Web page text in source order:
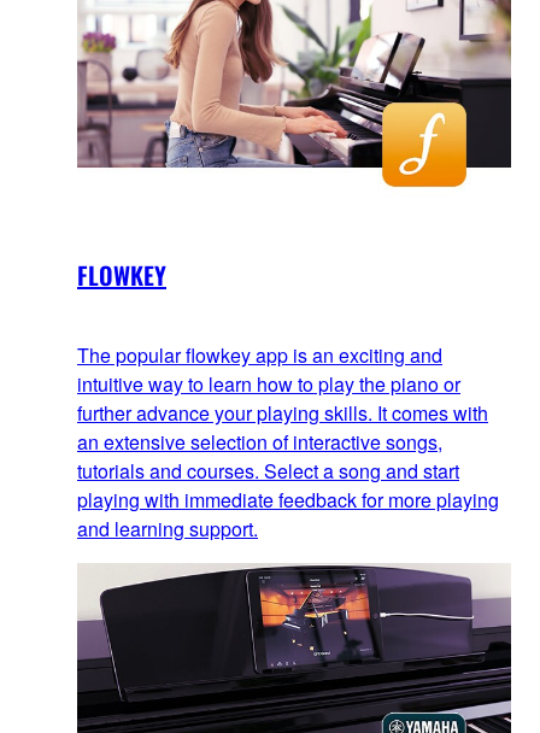
sa compatibilité avec
l’application Yamaha
Smart Pianist.
sa compatibilité avec
l’application Yamaha
Smart Pianist.
FLOWKEY
The popular flowkey app is an exciting and
intuitive way to learn how to play the piano or
further advance your playing skills. It comes with
an extensive selection of interactive songs,
tutorials and courses. Select a song and start
playing with immediate feedback for more playing
and learning support.